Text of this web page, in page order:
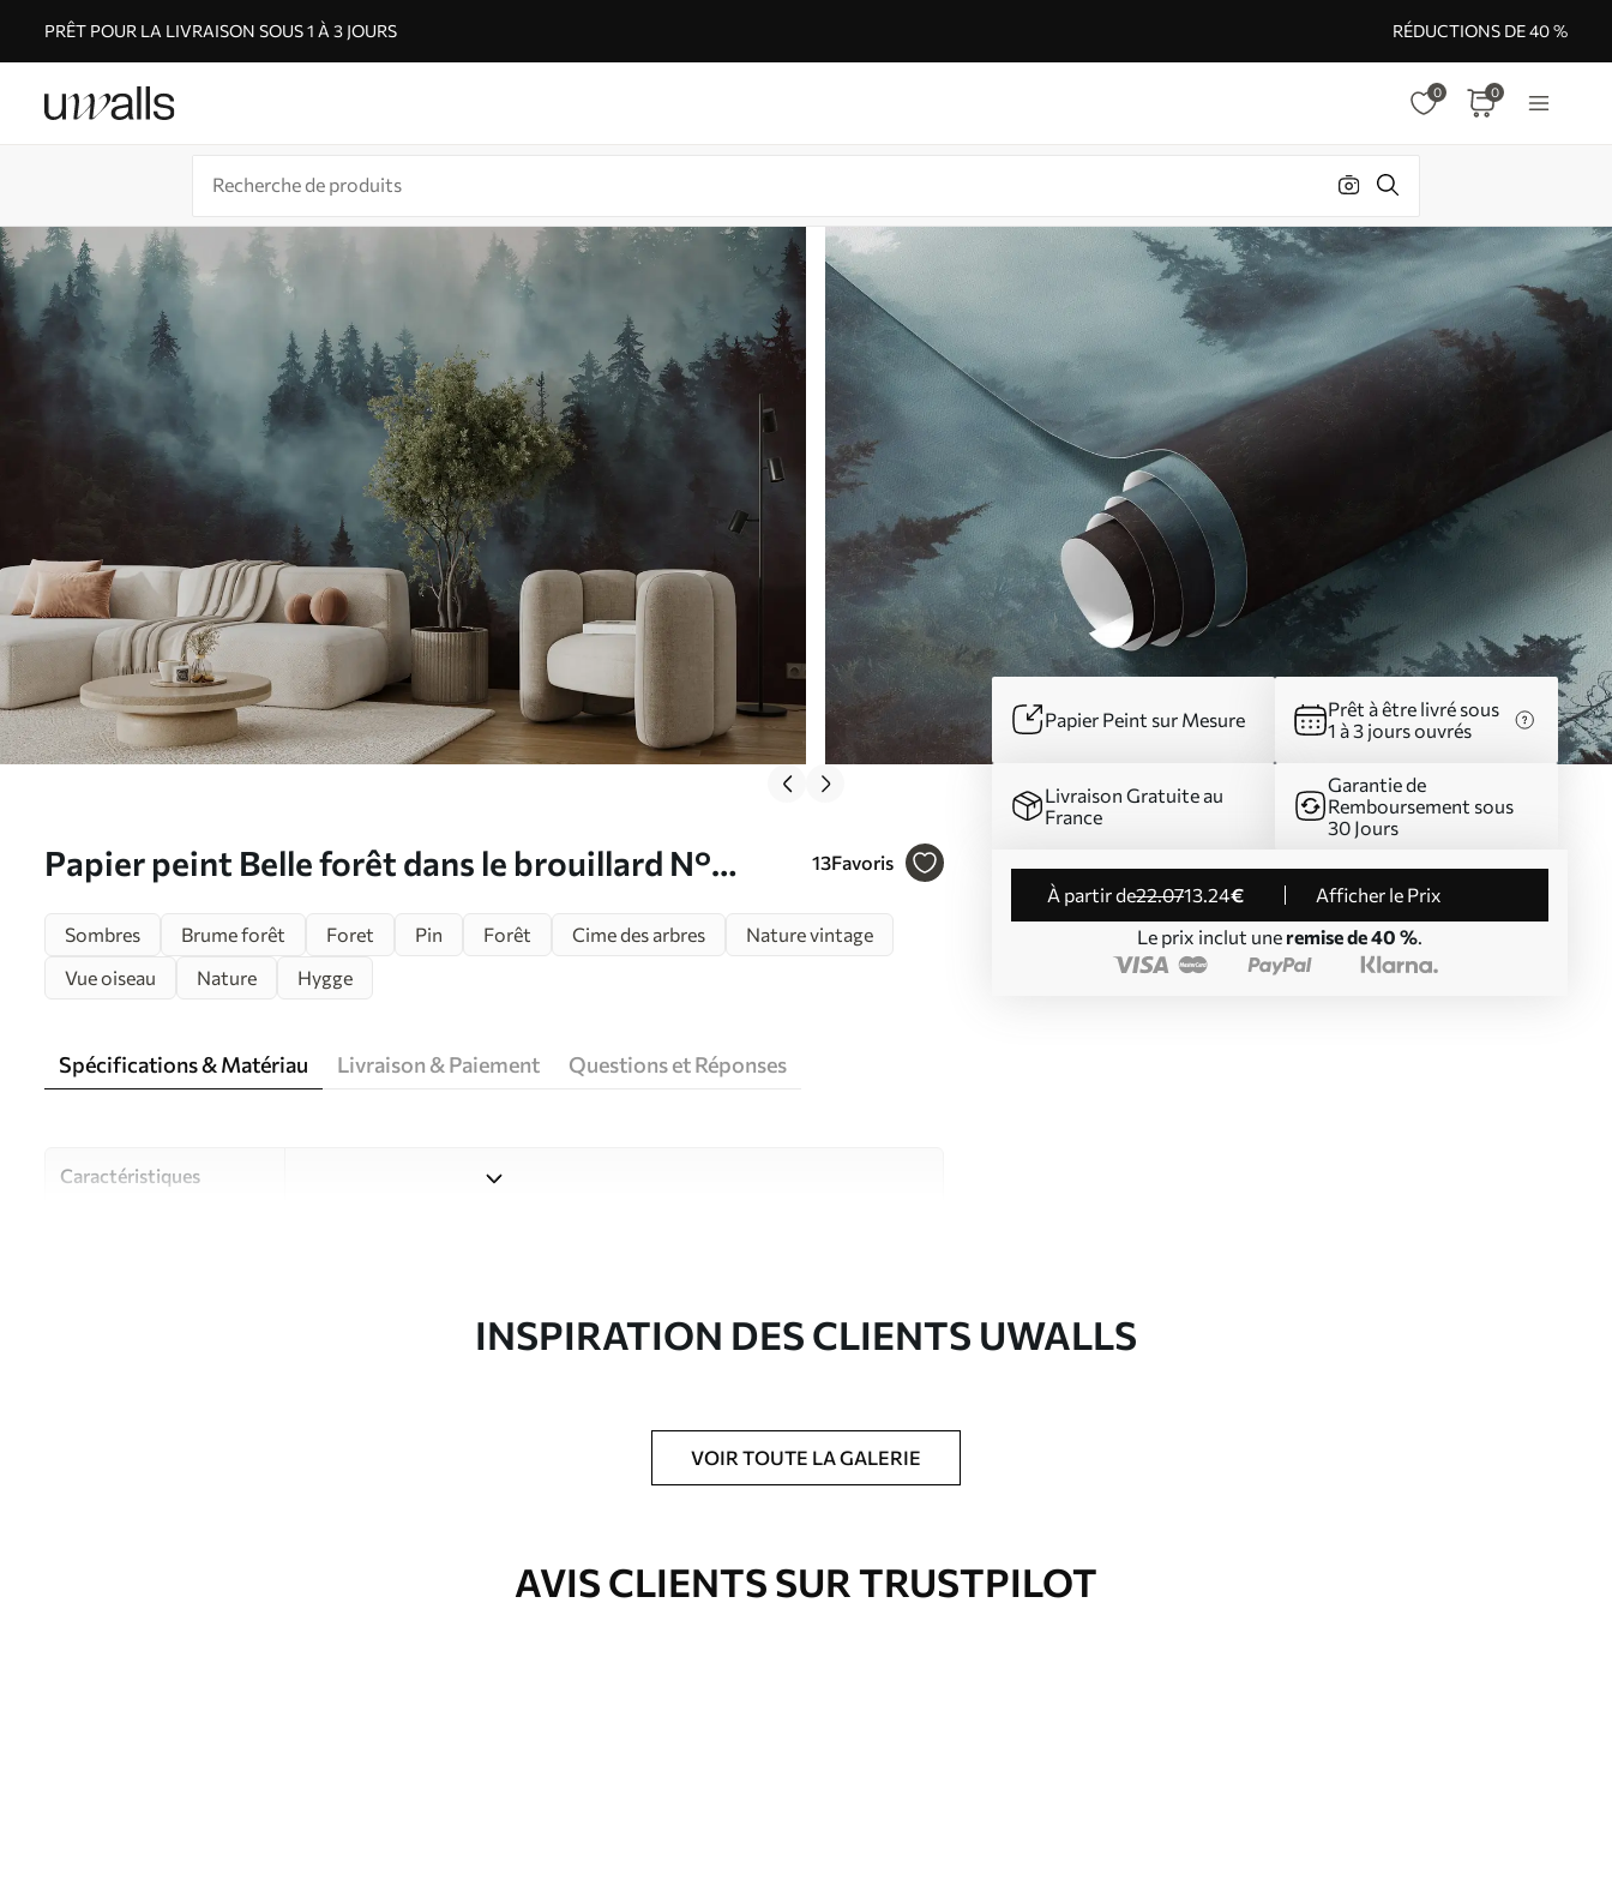
PRÊT POUR LA LIVRAISON SOUS 1 À 3 JOURS RÉDUCTIONS DE 40 %
0 0
Papier peint Belle forêt dans le brouillard N°
13Favoris
Papier Peint sur Mesure
Prêt à être livré sous
1 à 3 jours ouvrés
Livraison Gratuite au
France
Garantie de
Remboursement sous
30 Jours
à partir de22.0713.24€
Afficher le Prix
Le prix inclut une remise de 40 %.
Sombres Brume forêt Foret Pin Forêt Cime des arbres
Nature vintage
Vue oiseau
Nature Hygge
Spécifications & Matériau Livraison & Paiement Questions et Réponses
Caractéristiques
Studio de design Uwalls
Imprimé sur commande et livré en rouleaux jusqu’à 50 cm de large.
INSPIRATION DES CLIENTS UWALLS
VOIR TOUTE LA GALERIE
AVIS CLIENTS SUR TRUSTPILOT